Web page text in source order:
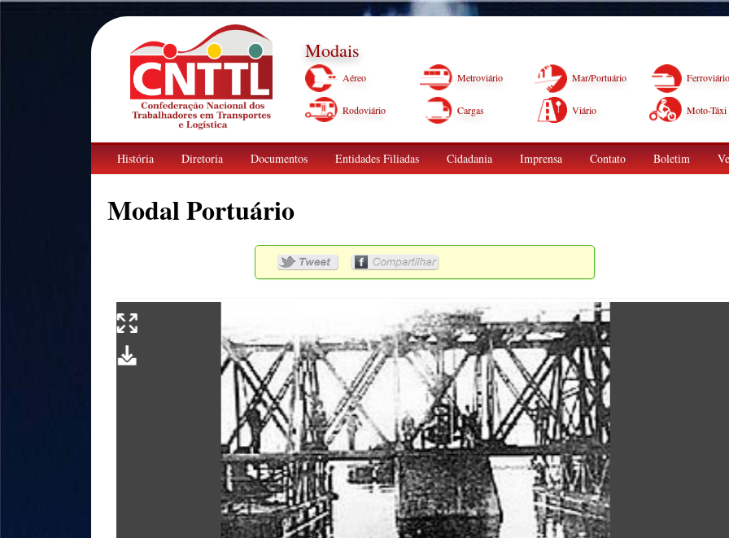
Modais
Aéreo Metroviário Mar/Portuário Ferroviário
Rodoviário Cargas Viário Moto-Táxi
História Diretoria Documentos Entidades Filiadas Cidadania Imprensa Contato Boletim
Modal Portuário